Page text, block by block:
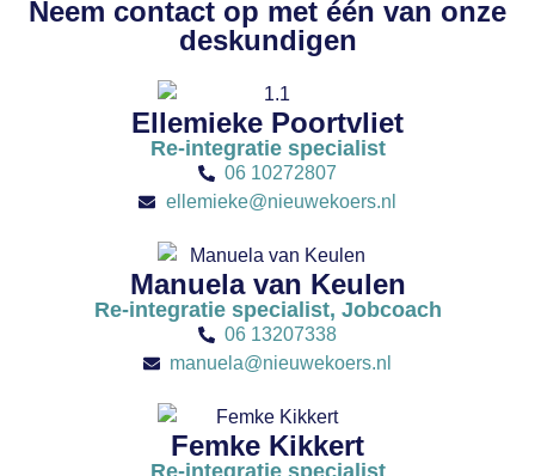
Neem contact op met één van onze
deskundigen
Ellemieke Poortvliet
Re-integratie specialist
06 10272807
ellemieke@nieuwekoers.nl
Manuela van Keulen
Re-integratie specialist, Jobcoach
06 13207338
manuela@nieuwekoers.nl
Femke Kikkert
Re-integratie specialist